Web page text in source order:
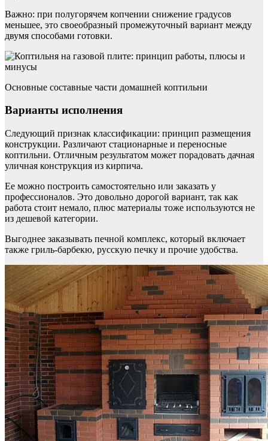
Важно: при полугорячем копчении снижение градусов
меньшее, это своеобразный промежуточный вариант между
двумя способами готовки.
Основные составные части домашней коптильни
Варианты исполнения
Следующий признак классификации: принцип размещения
конструкции. Различают стационарные и переносные
коптильни. Отличным результатом может порадовать дачная
уличная конструкция из кирпича.
Ее можно построить самостоятельно или заказать у
профессионалов. Это довольно дорогой вариант, так как
работа стоит немало, плюс материалы тоже используются не
из дешевой категории.
Выгоднее заказывать печной комплекс, который включает
также гриль-барбекю, русскую печку и прочие удобства.